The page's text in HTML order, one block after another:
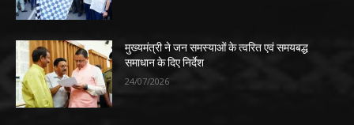
मुख्यमंत्री ने जन समस्याओं के त्वरित एवं समयबद्ध
समाधान के दिए निर्देश
24/07/2026